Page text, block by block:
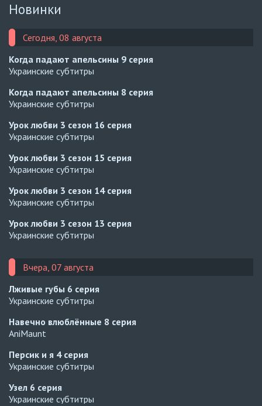
Новинки
Сегодня, 08 августа
Когда падают апельсины 9 серия
Украинские субтитры
Когда падают апельсины 8 серия
Украинские субтитры
Урок любви 3 сезон 16 серия
Украинские субтитры
Урок любви 3 сезон 15 серия
Украинские субтитры
Урок любви 3 сезон 14 серия
Украинские субтитры
Урок любви 3 сезон 13 серия
Украинские субтитры
Вчера, 07 августа
Лживые губы 6 серия
Украинские субтитры
Навечно влюблённые 8 серия
AniMaunt
Персик и я 4 серия
Украинские субтитры
Узел 6 серия
Украинские субтитры